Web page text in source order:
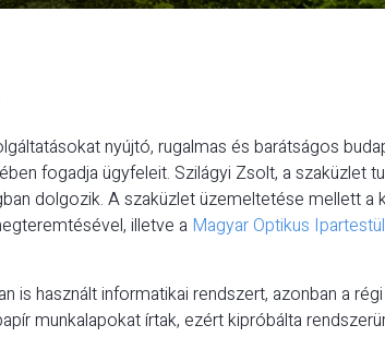
nyújtó, rugalmas és barátságos
fogadja ügyfeleit. Szilágyi Zsolt, a szaküzlet
dolgozik. A szaküzlet üzemeltetése mellett a
illetve a Magyar Optikus
is használt informatikai rendszert, azonban a
munkalapokat írtak, ezért kipróbálta